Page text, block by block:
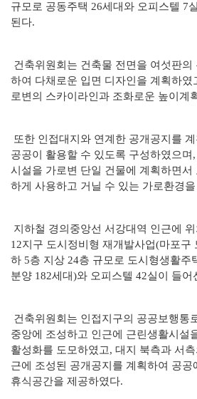
규모로 공동주택 26세대와 오피스텔 7
된다.
건축위원회는 건축물 전면을 여섯판의
하여 다채로운 입면 디자인을 계획하였
로변의 스카이라인과 조화로운 높이계
또한 인접대지와 연계한 공개공지를
공공이 활용할 수 있도록 구성하였으
시설을 가로변 단일 건물에 계획하면서
하게 사용하고 거닐 수 있는 가로환경
지하철 경의중앙선 서강대역 인근에
12지구 도시정비형 재개발사업(마포구
하 5층 지상 24층 규모로 도시형생활주
분양 182세대)와 오피스텔 42실이 들어
건축위원회는 인접지구의 공공보행통
중앙에 조성하고 인근에 근린생활시설
활성화를 도모하였고, 대지 북측과 서
근에 조성된 공개공지를 계획하여 공공
휴식공간을 제공하였다.